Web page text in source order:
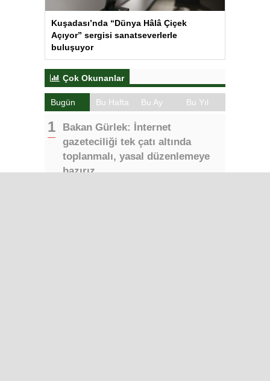
Kuşadası’nda “Dünya Hâlâ Çiçek
Açıyor” sergisi sanatseverlerle
buluşuyor
Çok Okunanlar
Bugün Bu Hafta Bu Ay Bu Yıl
Bakan Gürlek: İnternet
gazeteciliği tek çatı altında
toplanmalı, yasal düzenlemeye
hazırız